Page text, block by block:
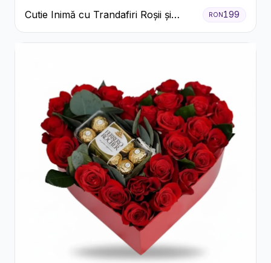
Cutie Inimă cu Trandafiri Roșii și
Raffaello
RON199